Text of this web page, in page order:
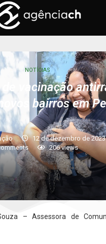
NOTÍCIAS
vacinação
bairros em
12 de dezembro de 2023
206views
– Assessora de